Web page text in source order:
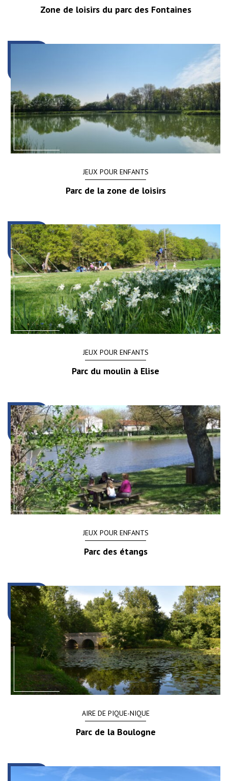
Zone de loisirs du parc des Fontaines
JEUX POUR ENFANTS
Parc de la zone de loisirs
JEUX POUR ENFANTS
Parc du moulin à Elise
JEUX POUR ENFANTS
Parc des étangs
AIRE DE PIQUE-NIQUE
Parc de la Boulogne